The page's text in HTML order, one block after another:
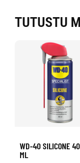
TUTUSTU
WD-40 SILICONE
ML